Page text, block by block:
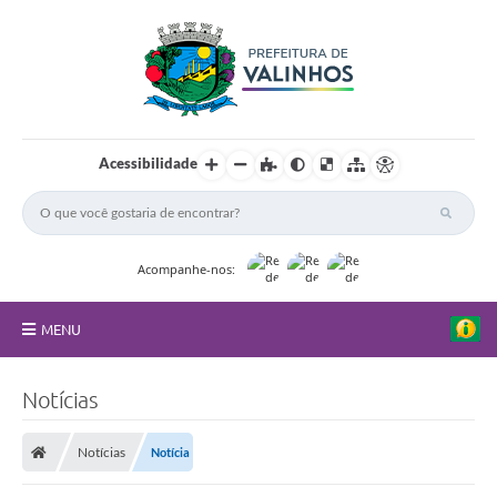
Acessibilidade
Acompanhe-nos:
MENU
Notícias
Notícias Notícia